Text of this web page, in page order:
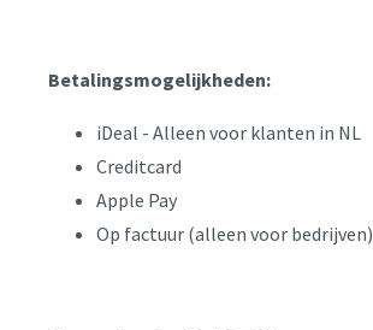
Betalingsmogelijkheden:
iDeal - Alleen voor klanten in NL
Creditcard
Apple Pay
Op factuur (alleen voor bedrijven)